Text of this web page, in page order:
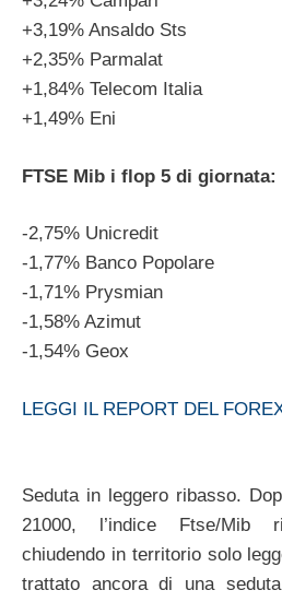
+3,19% Ansaldo Sts
+2,35% Parmalat
+1,84% Telecom Italia
+1,49% Eni
FTSE Mib i flop 5 di giornata:
-2,75% Unicredit
-1,77% Banco Popolare
-1,71% Prysmian
-1,58% Azimut
-1,54% Geox
LEGGI IL REPORT DEL
Seduta in leggero ribasso.
21000, l’indice Ftse/Mib
chiudendo in territorio solo
trattato ancora di una